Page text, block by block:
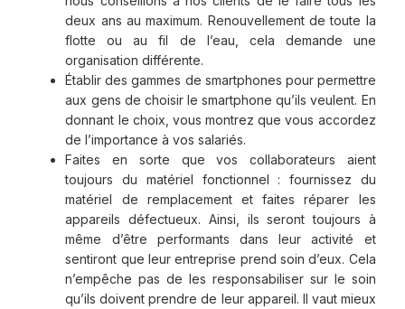
deux ans au maximum. Renouvellement de toute la
flotte ou au fil de l’eau, cela demande une
organisation différente.
Établir des gammes de smartphones pour permettre
aux gens de choisir le smartphone qu’ils veulent. En
donnant le choix, vous montrez que vous accordez
de l’importance à vos salariés.
Faites en sorte que vos collaborateurs aient
toujours du matériel fonctionnel : fournissez du
matériel de remplacement et faites réparer les
appareils défectueux. Ainsi, ils seront toujours à
même d’être performants dans leur activité et
sentiront que leur entreprise prend soin d’eux. Cela
n’empêche pas de les responsabiliser sur le soin
qu’ils doivent prendre de leur appareil. Il vaut mieux